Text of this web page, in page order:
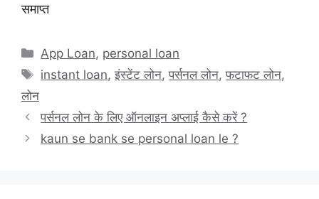
समाप्त
Categories
App Loan, personal loan
Tags
instant loan,इंस्टेंट लोन,पर्सनल लोन,फटाफट लोन,
लोन
पर्सनल लोन के लिए ऑनलाइन अप्लाई कैसे करें ?
kaun se bank se personal loan le ?